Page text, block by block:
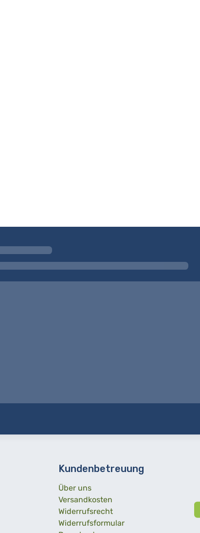
Kundenbetreuung
Über uns
Versandkosten
Widerrufsrecht
Widerrufsformular